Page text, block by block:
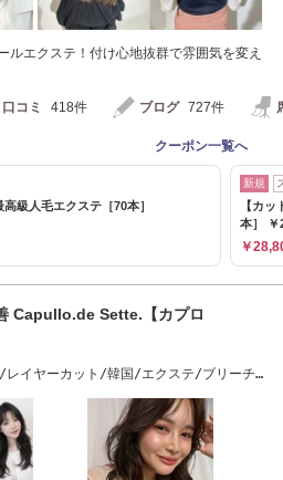
ルエクステ！付け心地抜群で雰囲気を変え
口コミ 418件 ブログ 727件
クーポン一覧へ
級人毛エクステ［70本］
新規
【カ
本］ ￥
￥
Capullo.de Sette.【カプロ
レイヤーカット/韓国/エクステ/ブリーチ/